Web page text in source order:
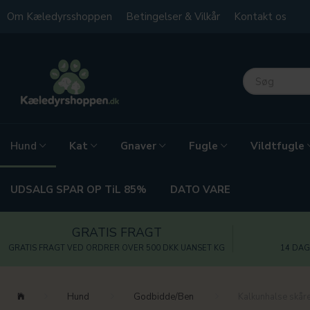
Om Kæledyrsshoppen Betingelser & Vilkår Kontakt os
Hund Kat Gnaver Fugle Vildtfugle
UDSALG SPAR OP TiL 85% DATO VARE
GRATIS FRAGT
GRATIS FRAGT VED ORDRER OVER 500 DKK UANSET KG 14
Hund Godbidde/Ben